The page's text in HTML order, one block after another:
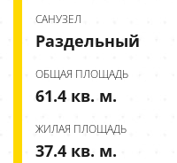
CАНУЗЕЛ
Раздельный
ОБЩАЯ ПЛОЩАДЬ
61.4 кв. м.
ЖИЛАЯ ПЛОЩАДЬ
37.4 кв. м.